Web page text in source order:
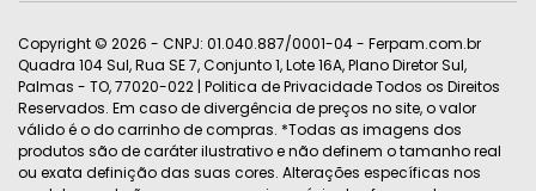
Copyright © 2026 - CNPJ: 01.040.887/0001-04- Ferpam.com.br
Quadra 104 Sul, Rua SE 7, Conjunto 1, Lote 16A, Plano Diretor Sul,
Palmas - TO, 77020-022 | Politica de PrivacidadeTodos os Direitos
Reservados. Em caso de divergência de preços no site, o valor
válido é o do carrinho de compras. *Todas as imagens dos
produtos são de caráter ilustrativo e não definem o tamanho real
ou exata definição das suas cores. Alterações específicas nos